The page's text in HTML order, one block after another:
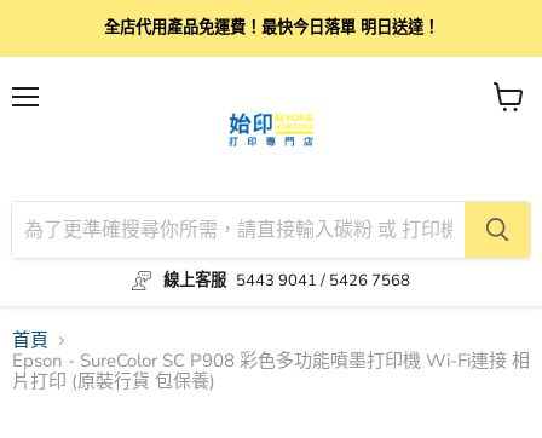
全店代用產品免運費！最快今日落單 明日送達！
線上客服 5443 9041 / 5426 7568
查
車
首頁
Epson - SureColor SC P908 彩色多功能噴墨打印機 Wi-Fi連接 相
片打印 (原裝行貨 包保養)